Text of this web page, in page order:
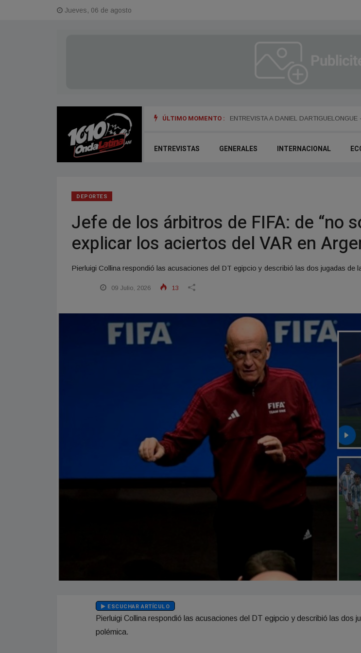
Jueves, 06 de agosto
ÚLTIMO MOMENTO : ENTREVISTA A ALEJANDRO KIM
ENTREVISTAS GENERALES INTERNACIONAL
DEPORTES
Jefe de los árbitros de FIFA: de “no
explicar los aciertos del VAR en
Pierluigi Collina respondió las acusaciones del DT egipcio y describió las dos jugadas de
09 Julio, 2026 13
ESCUCHAR ARTÍCULO
Pierluigi Collina respondió las acusaciones del DT egipcio y describió las dos
polémica.